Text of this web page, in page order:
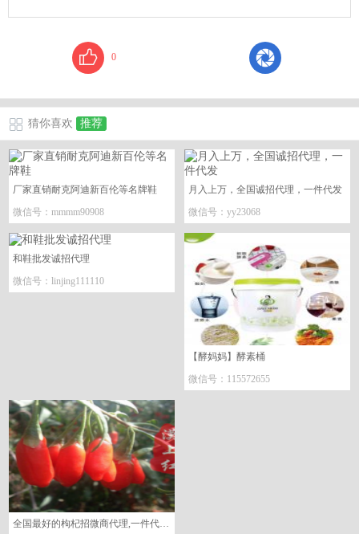
0
猜你喜欢 推荐
厂家直销耐克阿迪新百伦等名牌鞋
微信号：mmmm90908
月入上万，全国诚招代理，一件代发
微信号：yy23068
和鞋批发诚招代理
微信号：linjing111110
【酵妈妈】酵素桶
微信号：115572655
全国最好的枸杞招微商代理,一件代发!